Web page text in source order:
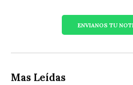
ENVIANOS TU
Mas Leídas